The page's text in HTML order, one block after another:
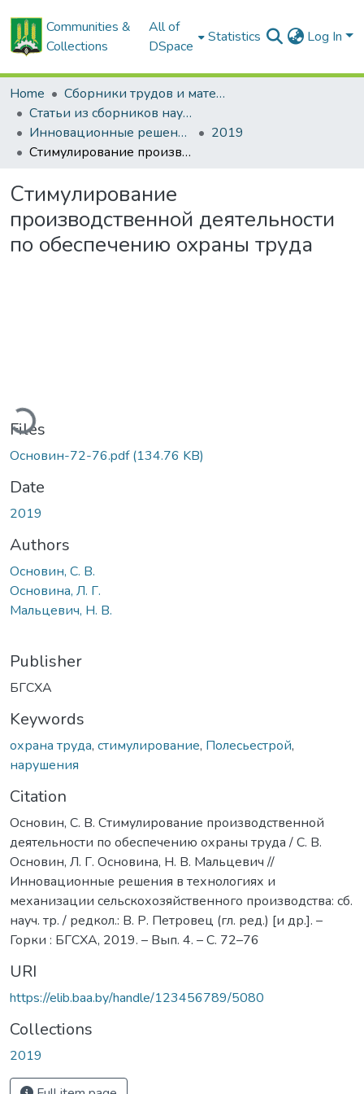
Communities &
Collections
All of
DSpace
Statistics Log In
Home
Сборники трудов и материалов конференций
Статьи из сборников научных трудов
Инновационные решения в технологиях и механизации сельскохозяйственного производства
2019
Стимулирование производственной деятельности по обеспечению охраны труда
Стимулирование
производственной деятельности
по обеспечению охраны труда
Files
Основин-72-76.pdf(134.76 KB)
Date
2019
Authors
Основин, С. В.
Основина, Л. Г.
Мальцевич, Н. В.
Publisher
БГСХА
Keywords
охрана труда, стимулирование, Полесьестрой,
нарушения
Citation
Основин, С. В. Стимулирование производственной
деятельности по обеспечению охраны труда / С. В.
Основин, Л. Г. Основина, Н. В. Мальцевич //
Инновационные решения в технологиях и
механизации сельскохозяйственного производства: сб.
науч. тр. / редкол.: В. Р. Петровец (гл. ред.) [и др.]. –
Горки : БГСХА, 2019. – Вып. 4. – С. 72–76
URI
https://elib.baa.by/handle/123456789/5080
Collections
2019